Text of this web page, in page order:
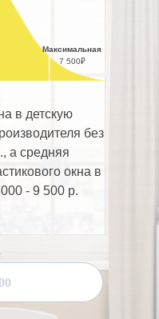
в детскую
без
а средняя
окна в
- 9 500 р.
Максимальная
7 500₽